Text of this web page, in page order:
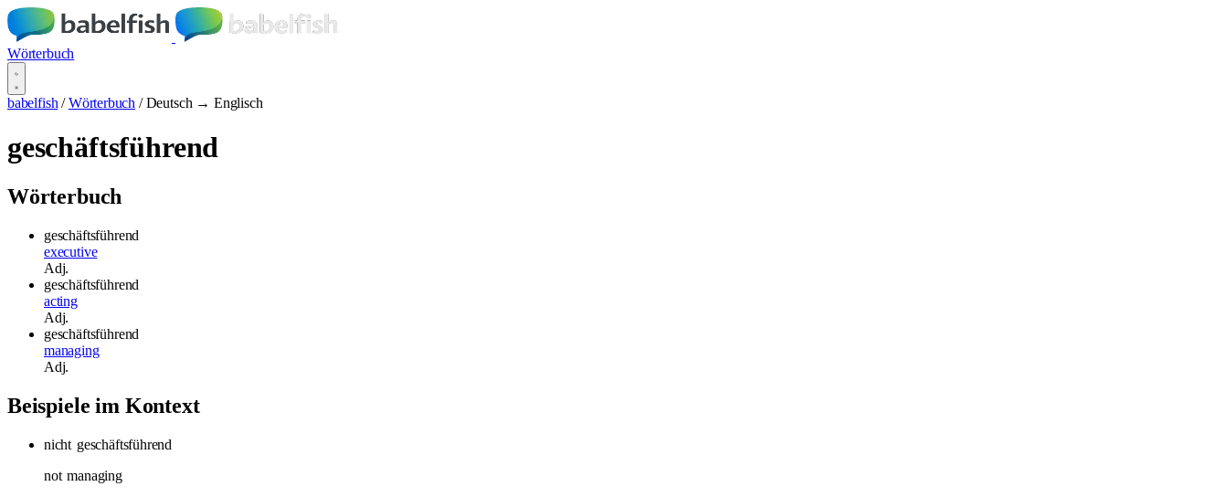
Wörterbuch
babelfish / Wörterbuch / Deutsch → Englisch
geschäftsführend
Wörterbuch
geschäftsführend
executive
Adj.
geschäftsführend
acting
Adj.
geschäftsführend
managing
Adj.
Beispiele im Kontext
nicht geschäftsführend
not managing